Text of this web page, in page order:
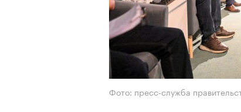
Фото: пресс-служба